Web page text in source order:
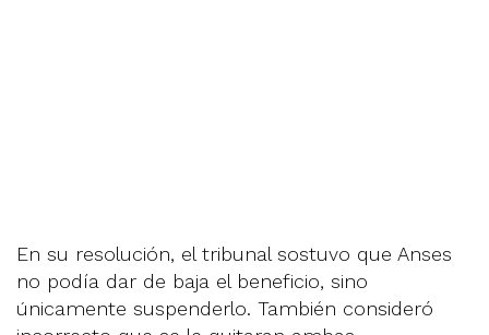
En su resolución, el tribunal sostuvo que Anses
no podía dar de baja el beneficio, sino
únicamente suspenderlo. También consideró